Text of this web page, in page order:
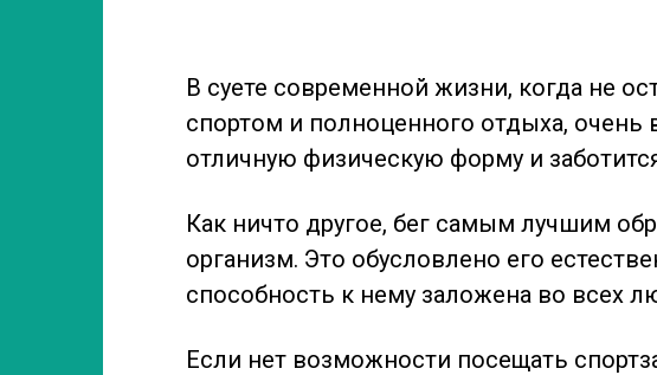
В суете современной жизни, когда не
спортом и полноценного отдыха,
отличную физическую форму и
Как ничто другое, бег самым лучшим
организм. Это обусловлено его
способность к нему заложена во всех
Если нет возможности посещать